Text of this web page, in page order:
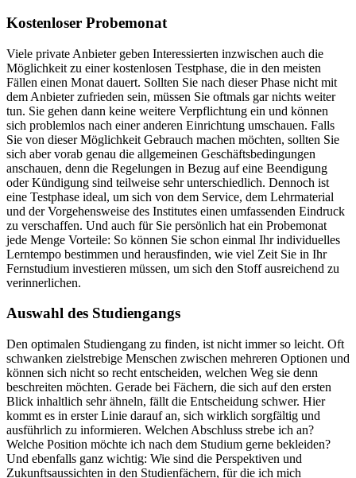
Kostenloser Probemonat
Viele private Anbieter geben Interessierten inzwischen auch die
Möglichkeit zu einer kostenlosen Testphase, die in den meisten
Fällen einen Monat dauert. Sollten Sie nach dieser Phase nicht mit
dem Anbieter zufrieden sein, müssen Sie oftmals gar nichts weiter
tun. Sie gehen dann keine weitere Verpflichtung ein und können
sich problemlos nach einer anderen Einrichtung umschauen. Falls
Sie von dieser Möglichkeit Gebrauch machen möchten, sollten Sie
sich aber vorab genau die allgemeinen Geschäftsbedingungen
anschauen, denn die Regelungen in Bezug auf eine Beendigung
oder Kündigung sind teilweise sehr unterschiedlich. Dennoch ist
eine Testphase ideal, um sich von dem Service, dem Lehrmaterial
und der Vorgehensweise des Institutes einen umfassenden Eindruck
zu verschaffen. Und auch für Sie persönlich hat ein Probemonat
jede Menge Vorteile: So können Sie schon einmal Ihr individuelles
Lerntempo bestimmen und herausfinden, wie viel Zeit Sie in Ihr
Fernstudium investieren müssen, um sich den Stoff ausreichend zu
verinnerlichen.
Auswahl des Studiengangs
Den optimalen Studiengang zu finden, ist nicht immer so leicht. Oft
schwanken zielstrebige Menschen zwischen mehreren Optionen und
können sich nicht so recht entscheiden, welchen Weg sie denn
beschreiten möchten. Gerade bei Fächern, die sich auf den ersten
Blick inhaltlich sehr ähneln, fällt die Entscheidung schwer. Hier
kommt es in erster Linie darauf an, sich wirklich sorgfältig und
ausführlich zu informieren. Welchen Abschluss strebe ich an?
Welche Position möchte ich nach dem Studium gerne bekleiden?
Und ebenfalls ganz wichtig: Wie sind die Perspektiven und
Zukunftsaussichten in den Studienfächern, für die ich mich